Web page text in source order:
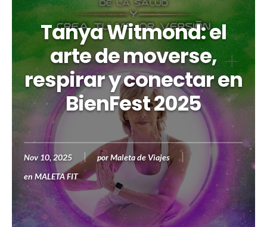
Tanya Witmond: el
arte de moverse,
respirar y conectar en
BienFest 2025
Nov 10, 2025 porMaleta de Viajes
en MALETA FIT